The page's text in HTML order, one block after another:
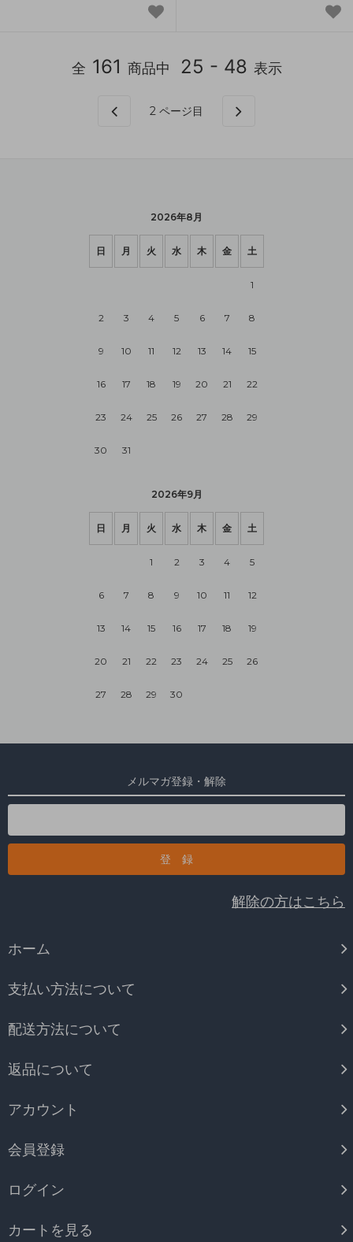
全 161 商品中 25 - 48 表示
2 ページ目
2026年8月
日 月 火 水 木 金 土
1
2 3 4 5 6 7 8
9 10 11 12 13 14 15
16 17 18 19 20 21 22
23 24 25 26 27 28 29
30 31
2026年9月
日 月 火 水 木 金 土
1 2 3 4 5
6 7 8 9 10 11 12
13 14 15 16 17 18 19
20 21 22 23 24 25 26
27 28 29 30
メルマガ登録・解除
解除の方はこちら
ホーム
支払い方法について
配送方法について
返品について
アカウント
会員登録
ログイン
カートを見る